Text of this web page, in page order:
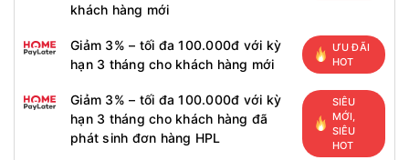
khách hàng mới
Giảm 3% – tối đa 100.000đ với kỳ
hạn 3 tháng cho khách hàng mới
ƯU ĐÃI
HOT
Giảm 3% – tối đa 100.000đ với kỳ
hạn 3 tháng cho khách hàng đã
phát sinh đơn hàng HPL
SIÊU
MỚI,
SIÊU
HOT